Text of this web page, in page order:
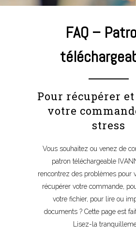
FAQ –
Pour récupérer
votre
stress
Vous souhaitez ou venez de
patron téléchargeable
rencontrez des problèmes pour
récupérer votre commande,
votre fichier, pour lire ou
documents ? Cette page est
Lisez-la